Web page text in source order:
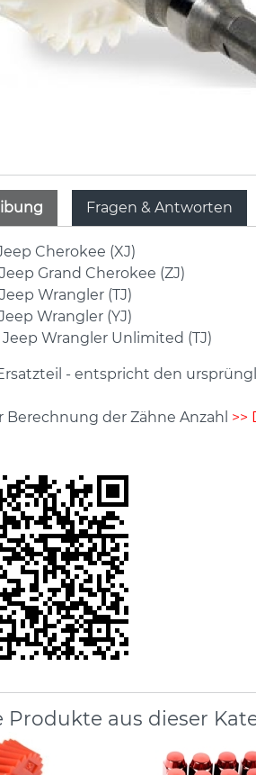
Fragen & Antworten
Cherokee (XJ)
Grand Cherokee (ZJ)
Wrangler (TJ)
Wrangler (YJ)
Wrangler Unlimited (TJ)
- entspricht den
Berechnung der Zähne Anzahl >>
Produkte aus dieser